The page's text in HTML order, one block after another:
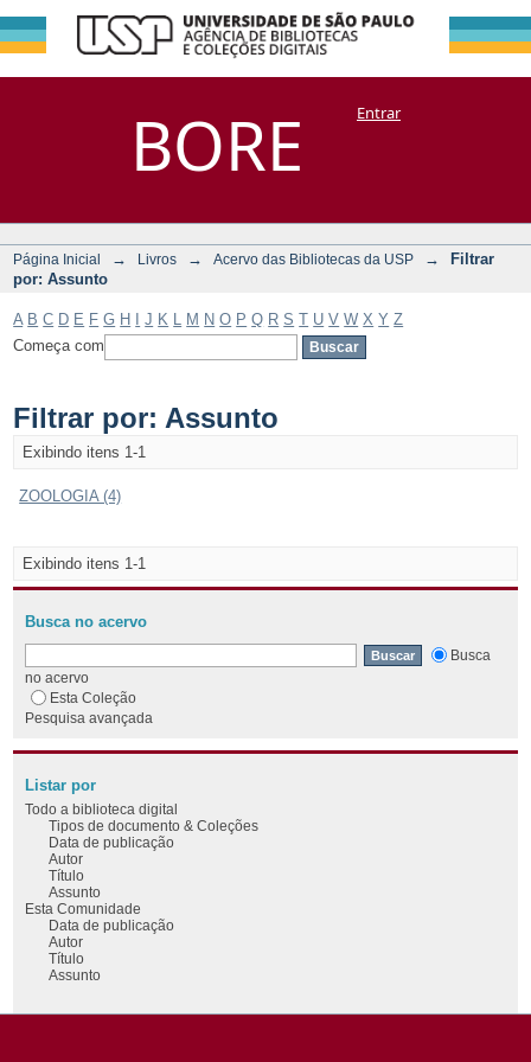
BORE
Filtrar por:
Assunto
DSpace/Manakin + CoriscoEntrar
Página Inicial → Livros → Acervo das Bibliotecas da USP →
Filtrar
por: Assunto
A B C D E F G H J K M N O P Q R S T U V W X Y Z
Começa com
Filtrar por: Assunto
Exibindo itens 1-1
ZOOLOGIA (4)
Exibindo itens 1-1
Busca no acervo
Busca
no acervo
Esta Coleção
Pesquisa avançada
Listar por
Todo a biblioteca digital
Tipos de documento & Coleções
Data de publicação
Autor
Título
Assunto
Esta Comunidade
Data de publicação
Autor
Título
Assunto